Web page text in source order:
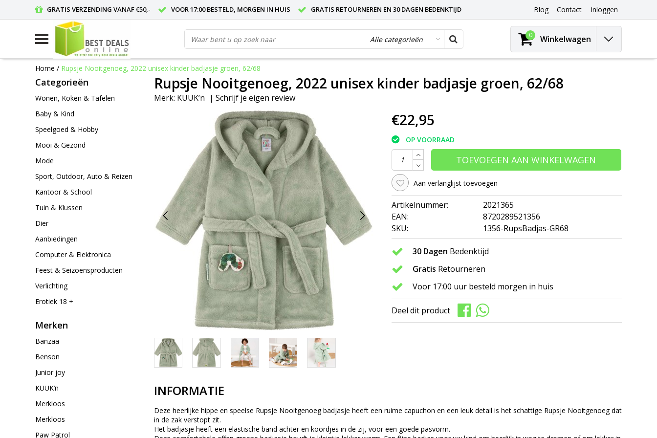
GRATIS VERZENDING VANAF €50,- VOOR 17:00 BESTELD, MORGEN IN HUIS GRATIS RETOURNEREN EN 30 DAGEN BEDENKTIJD Blog Contact Inloggen
0 Winkelwagen
Home / Rupsje Nooitgenoeg, 2022 unisex kinder badjasje groen, 62/68
Categorieën
Wonen, Koken & Tafelen
Baby & Kind
Speelgoed & Hobby
Mooi & Gezond
Mode
Sport, Outdoor, Auto & Reizen
Kantoor & School
Tuin & Klussen
Dier
Aanbiedingen
Computer & Elektronica
Feest & Seizoensproducten
Verlichting
Erotiek 18 +
Merken
Banzaa
Benson
Junior joy
KUUK’n
Merkloos
Merkloos
Paw Patrol
Rupsje Nooitgenoeg, 2022 unisex kinder badjasje groen, 62/68
Merk: KUUK’n | Schrijf je eigen review
€22,95
OP VOORRAAD
TOEVOEGEN AAN WINKELWAGEN
Aan verlanglijst toevoegen
Artikelnummer:
2021365
EAN:
8720289521356
SKU:
1356-RupsBadjas-GR68
30 Dagen Bedenktijd
Gratis Retourneren
Voor 17:00 uur besteld morgen in huis
Deel dit product
INFORMATIE
Deze heerlijke hippe en speelse Rupsje Nooitgenoeg badjasje heeft een ruime capuchon en een leuk detail is het schattige Rupsje Nooitgenoeg dat
in de zak verstopt zit.
Het badjasje heeft een elastische band achter en koordjes in de zij, voor een goede pasvorm.